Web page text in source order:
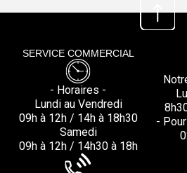
SERVICE COMMERCIAL
- Horaires -
Lundi au Vendredi
09h à 12h / 14h à 18h30
Samedi
09h à 12h / 14h30 à 18h
-